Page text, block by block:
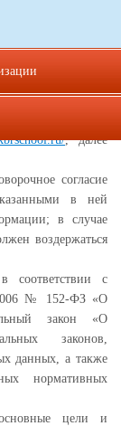
(далее
в сети
, далее
согласие
в ней
в случае
воздержаться
соответствии с
№ 152-ФЗ «О
закон «О
законов,
данных, а также
нормативных
основные цели и